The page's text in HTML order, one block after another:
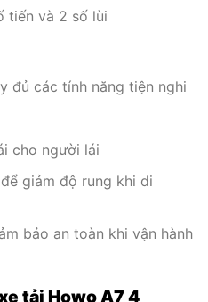
tiến và 2 số lùi
đủ các tính năng tiện nghi
cho người lái
giảm độ rung khi di
bảo an toàn khi vận hành
tải Howo A7 4